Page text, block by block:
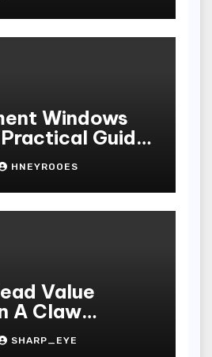
Windows
Guide
Better Home
HNEYROOES
Value
A Claw
SHARP_EYE